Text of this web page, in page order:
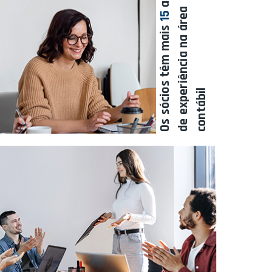
Os sócios têm mais
15 al